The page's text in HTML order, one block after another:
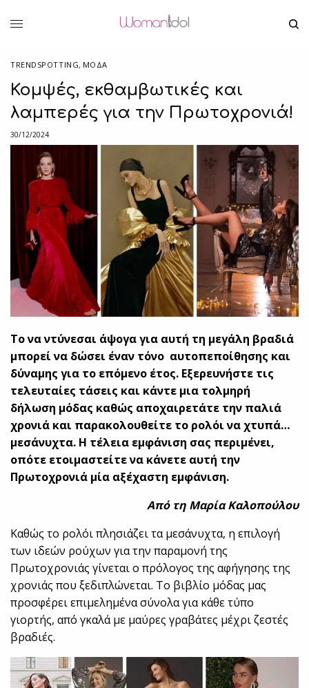
TRENDSPOTTING, ΜΟΔΑ
Κομψές, εκθαμβωτικές και
λαμπερές για την Πρωτοχρονιά!
30/12/2024
Το να ντύνεσαι άψογα για αυτή τη μεγάλη βραδιά
μπορεί να δώσει έναν τόνο αυτοπεποίθησης και
δύναμης για το επόμενο έτος. Εξερευνήστε τις
τελευταίες τάσεις και κάντε μια τολμηρή
δήλωση μόδας καθώς αποχαιρετάτε την παλιά
χρονιά και παρακολουθείτε το ρολόι να χτυπά…
μεσάνυχτα. Η τέλεια εμφάνιση σας περιμένει,
οπότε ετοιμαστείτε να κάνετε αυτή την
Πρωτοχρονιά μία αξέχαστη εμφάνιση.
Από τη Μαρία Καλοπούλου
Καθώς το ρολόι πλησιάζει τα μεσάνυχτα, η επιλογή
των ιδεών ρούχων για την παραμονή της
Πρωτοχρονιάς γίνεται ο πρόλογος της αφήγησης της
χρονιάς που ξεδιπλώνεται. Το βιβλίο μόδας μας
προσφέρει επιμελημένα σύνολα για κάθε τύπο
γιορτής, από γκαλά με μαύρες γραβάτες μέχρι ζεστές
βραδιές.